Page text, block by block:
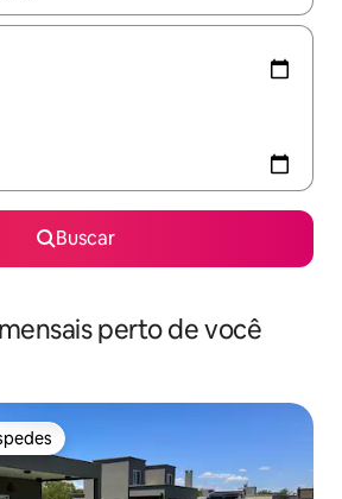
Buscar
perto de você
dos hóspedes